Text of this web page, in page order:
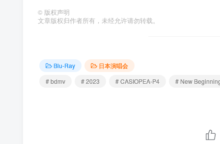
© 版权声明
文章版权归作者所有，未经允许请勿转载。
Blu-Ray
日本演唱会
# bdmv
# 2023 # CASIOPEA-P4 # New